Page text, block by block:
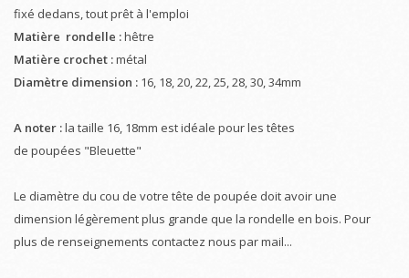
fixé dedans, tout prêt à l'emploi
Matière rondelle :hêtre
Matière crochet :métal
Diamètre dimension : 16, 18, 20, 22, 25, 28, 30, 34mm
A noter :la taille 16, 18mm est idéale pour les têtes
de poupées "Bleuette"
Le diamètre du cou de votre tête de poupée doit avoir une
dimension légèrement plus grande que la rondelle en bois. Pour
plus de renseignements contactez nous par mail...